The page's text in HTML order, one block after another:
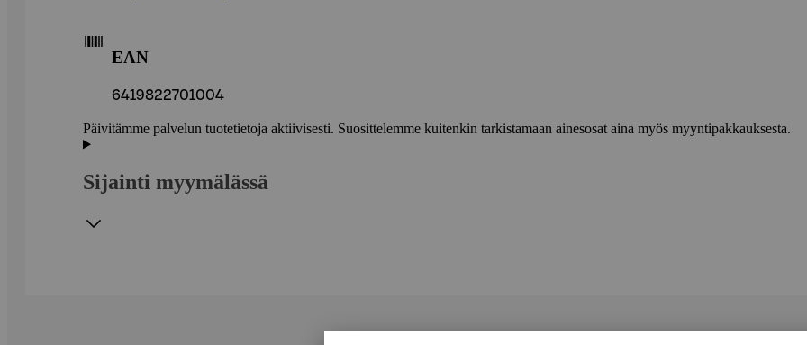
EAN
6419822701004
Päivitämme palvelun tuotetietoja aktiivisesti. Suosittelemme kuitenkin tarkistamaan ainesosat aina myös myyntipakkauksesta.
Sijainti myymälässä